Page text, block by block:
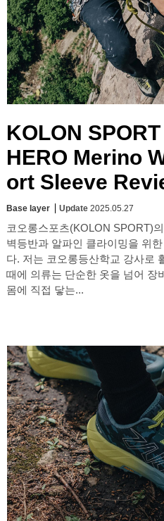
KOLON
HERO Merino
ort Sleeve
Base layer Update 2025.05.27
코오롱스포츠(KOLON SPORT)
벽등반과 알파인 클라이밍을 위
다. 저는 코오롱등산학교 강사로
때에 의류는 단순한 옷을 넘어 장
몸에 직접 닿는...